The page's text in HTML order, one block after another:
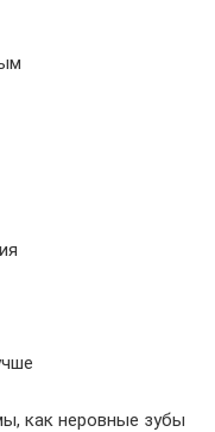
как неровные зубы